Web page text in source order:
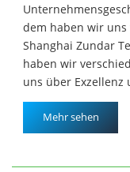
dem haben wir
Shanghai Zundar
haben wir
uns über Exzellenz
Mehr sehen